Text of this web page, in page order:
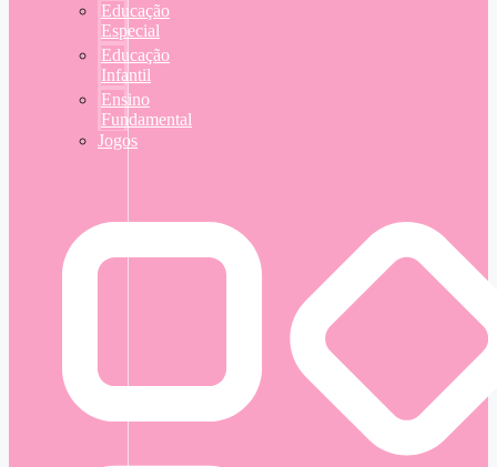
Educação
Especial
Educação
Infantil
Ensino
Fundamental
Jogos